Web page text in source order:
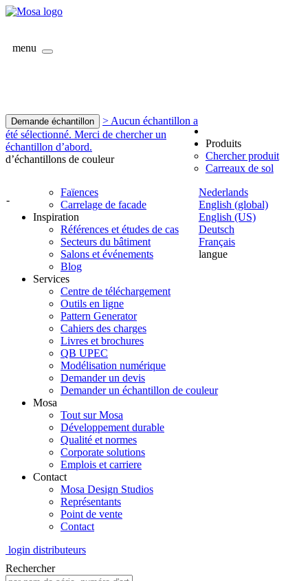
menu
Demande échantillon
> Aucun échantillon a
été sélectionné. Merci de chercher un
échantillon d’abord.
d’échantillons de couleur
-
Nederlands
English (global)
English (US)
Deutsch
Français
langue
Produits
Chercher produit
Carreaux de sol
Faïences
Carrelage de facade
Inspiration
Références et études de cas
Secteurs du bâtiment
Salons et événements
Blog
Services
Centre de téléchargement
Outils en ligne
Pattern Generator
Cahiers des charges
Livres et brochures
QB UPEC
Modélisation numérique
Demander un devis
Demander un échantillon de couleur
Mosa
Tout sur Mosa
Développement durable
Qualité et normes
Corporate solutions
Emplois et carriere
Contact
Mosa Design Studios
Représentants
Point de vente
Contact
login distributeurs
Rechercher